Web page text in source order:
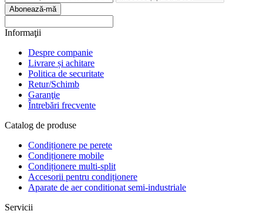
Abonează-mă
Informaţii
Despre companie
Livrare și achitare
Politica de securitate
Retur/Schimb
Garanţie
Întrebări frecvente
Catalog de produse
Condiționere pe perete
Condiționere mobile
Condiționere multi-split
Accesorii pentru condiționere
Aparate de aer conditionat semi-industriale
Servicii